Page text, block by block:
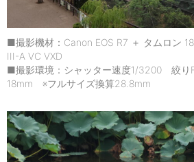
■撮影機材：Canon EOS R7 ＋ タムロン
III-A VC VXD
■撮影環境：シャッター速度1/3200 絞
18mm ※フルサイズ換算28.8mm